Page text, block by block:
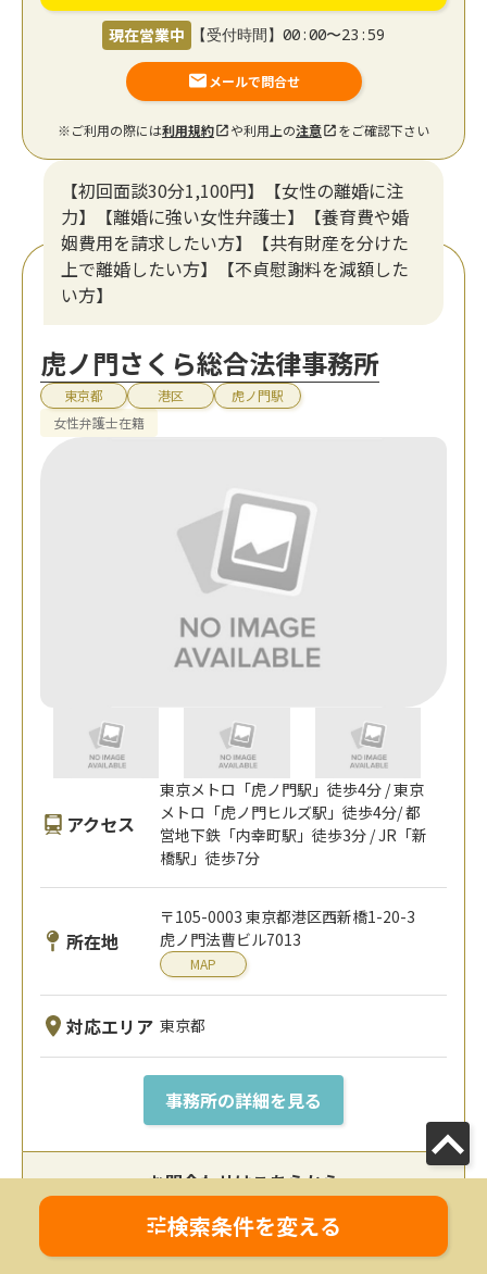
現在営業中 【受付時間】00:00〜23:59
メールで問合せ
※ご利用の際には利用規約 や利用上の注意 をご確認下さい
【初回面談30分1,100円】【女性の離婚に注
力】【離婚に強い女性弁護士】【養育費や婚
姻費用を請求したい方】【共有財産を分けた
上で離婚したい方】【不貞慰謝料を減額した
い方】
虎ノ門さくら総合法律事務所
東京都 港区
虎ノ門駅
女性弁護士在籍
アクセス
東京メトロ「虎ノ門駅」徒歩4分 / 東京
メトロ「虎ノ門ヒルズ駅」徒歩4分/ 都
営地下鉄「内幸町駅」徒歩3分 / JR「新
橋駅」徒歩7分
所在地
〒105-0003 東京都港区西新橋1-20-3
虎ノ門法曹ビル7013
MAP
対応エリア 東京都
事務所の詳細を見る
お問合わせはこちらから
電話で問合せ
検索条件を変える